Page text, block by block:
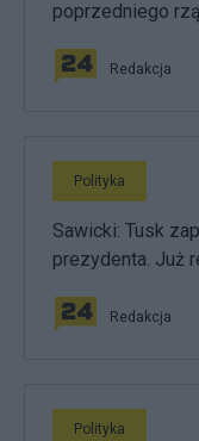
poprzedniego
Redakcja
Polityka
Sawicki: Tusk
prezydenta. Już
Redakcja
Polityka